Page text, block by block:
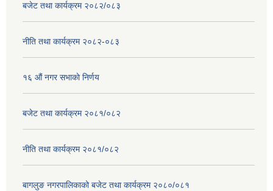
बजेट तथा कार्यक्रम २०८२/०८३
नीति तथा कार्यक्रम २०८२-०८३
१६ ‌औं नगर सभाकाे निर्णय
बजेट तथा कार्यक्रम २०८१/०८२
नीति तथा कार्यक्रम २०८१/०८२
बागलुङ नगरपालिकाको बजेट तथा कार्यक्रम २०८०/०८१